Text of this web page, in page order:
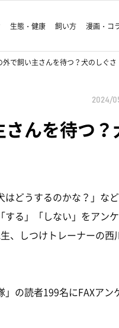
生態・健康 飼い方 漫画・コ
外で飼い主さんを待つ？犬のしぐ
2024/
んを待つ？
どうするのかな？」な
る」「しない」をアンケ
、しつけトレーナーの西
の読者199名にFAXアン